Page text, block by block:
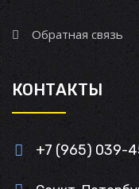
Обратная связь
КОНТАКТЫ
+7 (965) 039-